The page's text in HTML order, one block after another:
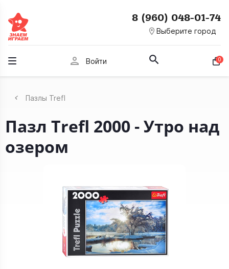
room Выберите город
8 (960) 048-01-74
person Войти 0
Пазлы Trefl
Пазл Trefl 2000 - Утро над
озером